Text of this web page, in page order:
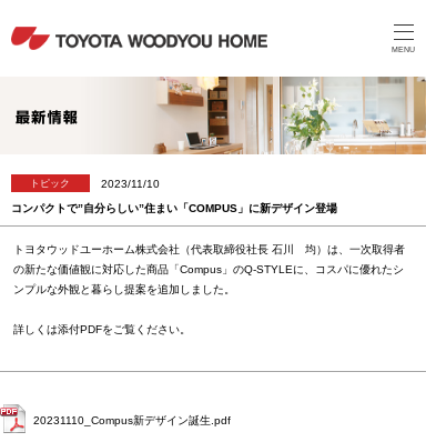
MENU
トピック 2023/11/10
コンパクトで”自分らしい”住まい「COMPUS」に新デザイン登場
トヨタウッドユーホーム株式会社（代表取締役社長 石川 均）は、一次取得者
の新たな価値観に対応した商品「Compus」のQ-STYLEに、コスパに優れたシ
ンプルな外観と暮らし提案を追加しました。
詳しくは添付PDFをご覧ください。
20231110_Compus新デザイン誕生.pdf